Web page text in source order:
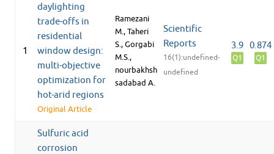
1
daylighting
trade-offs in
residential
window design:
multi-objective
optimization for
hot-arid regions
Original Article
Ramezani
M., Taheri
S., Gorgabi
M.S.,
nourbakhsh
sadabad A.
Scientific
Reports
16(1):undefined-
undefined
3.9
Q1
0.874
Q1
Sulfuric acid
corrosion